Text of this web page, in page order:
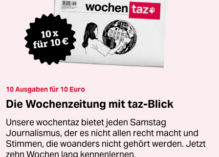
10 Ausgaben für 10 Euro
Die Wochenzeitung mit taz-Blick
Unsere wochentaz bietet jeden Samstag
Journalismus, der es nicht allen recht macht und
Stimmen, die woanders nicht gehört werden. Jetzt
zehn Wochen lang kennenlernen.